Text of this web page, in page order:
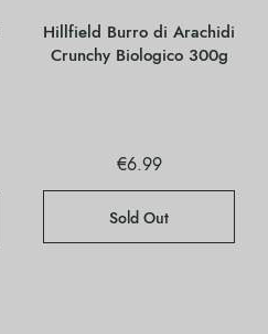
Hillfield Burro di Arachidi
Crunchy Biologico 300g
€6.99
Sold Out